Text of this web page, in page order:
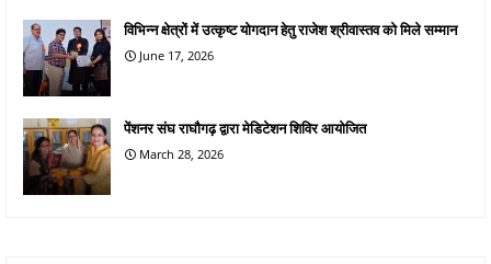
विभिन्न क्षेत्रों में उत्कृष्ट योगदान हेतु राजेश श्रीवास्तव को मिले सम्मान
June 17, 2026
पेंशनर संघ राघौगढ़ द्वारा मेडिटेशन शिविर आयोजित
March 28, 2026